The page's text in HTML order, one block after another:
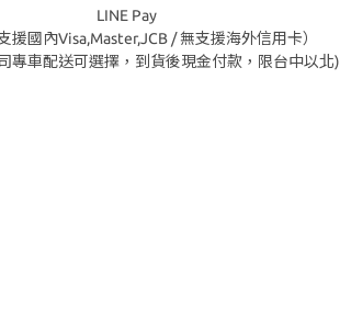
LINE Pay
援國內Visa,Master,JCB / 無支援海外信用卡）
專車配送可選擇，到貨後現金付款，限台中以北)